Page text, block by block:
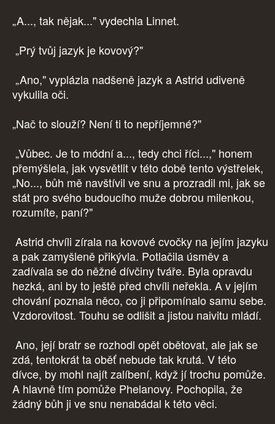
„A..., tak nějak..." vydechla Linnet.
„Prý tvůj jazyk je kovový?"
„Ano," vyplázla nadšeně jazyk a Astrid udiveně
vykulila oči.
„Nač to slouží? Není ti to nepříjemné?"
„Vůbec. Je to módní a..., tedy chci říci...," honem
přemýšlela, jak vysvětlit v této době tento výstřelek,
„No..., bůh mě navštívil ve snu a prozradil mi, jak se
stát pro svého budoucího muže dobrou milenkou,
rozumíte, paní?"
Astrid chvíli zírala na kovové cvočky na jejím jazyku
a pak zamyšleně přikývla. Potlačila úsměv a
zadívala se do něžné dívčiny tváře. Byla opravdu
hezká, ani by to ještě před chvíli neřekla. A v jejím
chování poznala něco, co ji připomínalo samu sebe.
Vzdorovitost. Touhu se odlišit a jistou naivitu mládí.
Ano, její bratr se rozhodl opět obětovat, ale jak se
zdá, tentokrát ta oběť nebude tak krutá. V této
dívce, by mohl najít zalíbení, když jí trochu pomůže.
A hlavně tím pomůže Phelanovy. Pochopila, že
žádný bůh ji ve snu nenabádal k této věci.